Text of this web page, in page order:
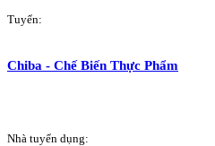
Tuyển:
Chiba - Chế Biến Thực Phẩm
Nhà tuyển dụng: